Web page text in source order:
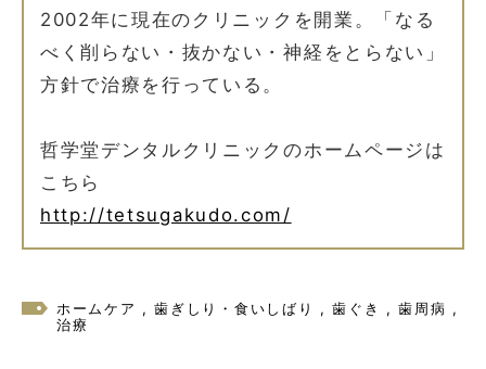
2002年に現在のクリニックを開業。「なる
べく削らない・抜かない・神経をとらない」
方針で治療を行っている。
哲学堂デンタルクリニックのホームページは
こちら
http://tetsugakudo.com/
ホームケア 歯ぎしり・食いしばり 歯ぐき
歯周病
治療